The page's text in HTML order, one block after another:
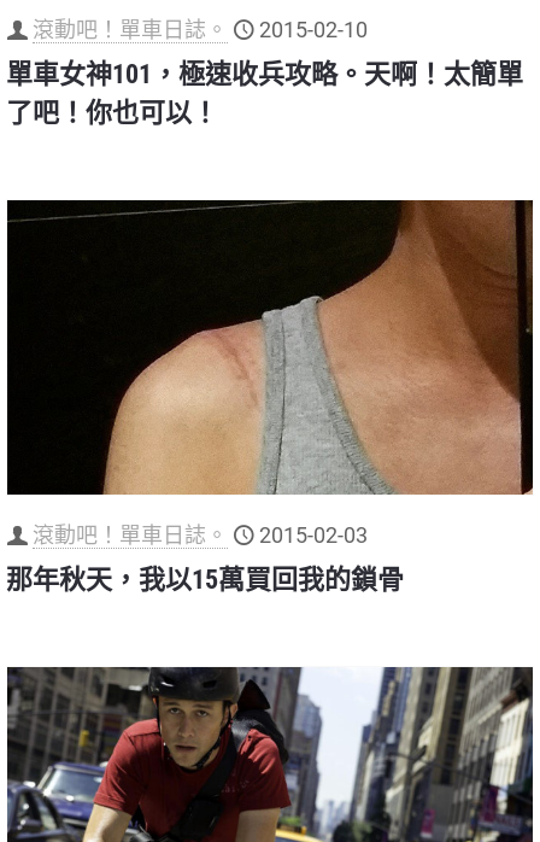
滾動吧！單車日誌。 2015-02-10
單車女神101，極速收兵攻略。天啊！太簡單
了吧！你也可以！
滾動吧！單車日誌。 2015-02-03
那年秋天，我以15萬買回我的鎖骨